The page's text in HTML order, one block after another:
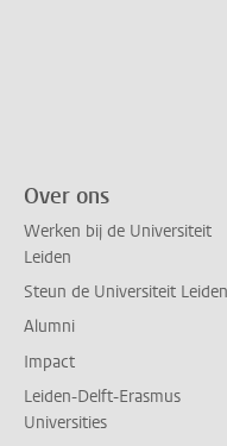
Over ons
Werken bij de Universiteit
Leiden
Steun de Universiteit Leiden
Alumni
Impact
Leiden-Delft-Erasmus
Universities